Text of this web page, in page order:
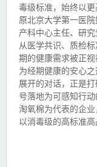
毒级标准，始终以更
原北京大学第一医
产科中心主任、研
从医学共识、质检
期的健康需求被正
为经期健康的安心
展开的对话，正是
号落地为可感知行
淘氧棉为代表的企
以消毒级的高标准